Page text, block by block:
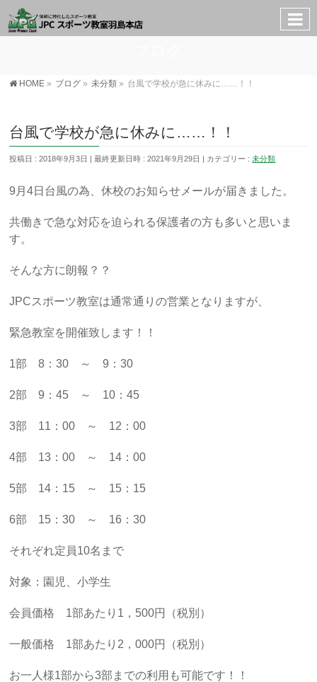
HOME » ブログ » 未分類 » 台風で学校が急に休みに……！！
台風で学校が急に休みに……！！
投稿日 : 2018年9月3日 最終更新日時 : 2021年9月29日 カテゴリー :未分類
9月4日台風の為、休校のお知らせメールが届きました。
共働きで急な対応を迫られる保護者の方も多いと思いま
す。
そんな方に朗報？？
JPCスポーツ教室は通常通りの営業となりますが、
緊急教室を開催致します！！
1部 8：30 ～ 9：30
2部 9：45 ～ 10：45
3部 11：00 ～ 12：00
4部 13：00 ～ 14：00
5部 14：15 ～ 15：15
6部 15：30 ～ 16：30
それぞれ定員10名まで
対象：園児、小学生
会員価格 1部あたり1，500円（税別）
一般価格 1部あたり2，000円（税別）
お一人様1部から3部までの利用も可能です！！